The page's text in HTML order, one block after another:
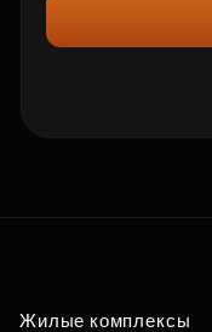
Жилые комплексы